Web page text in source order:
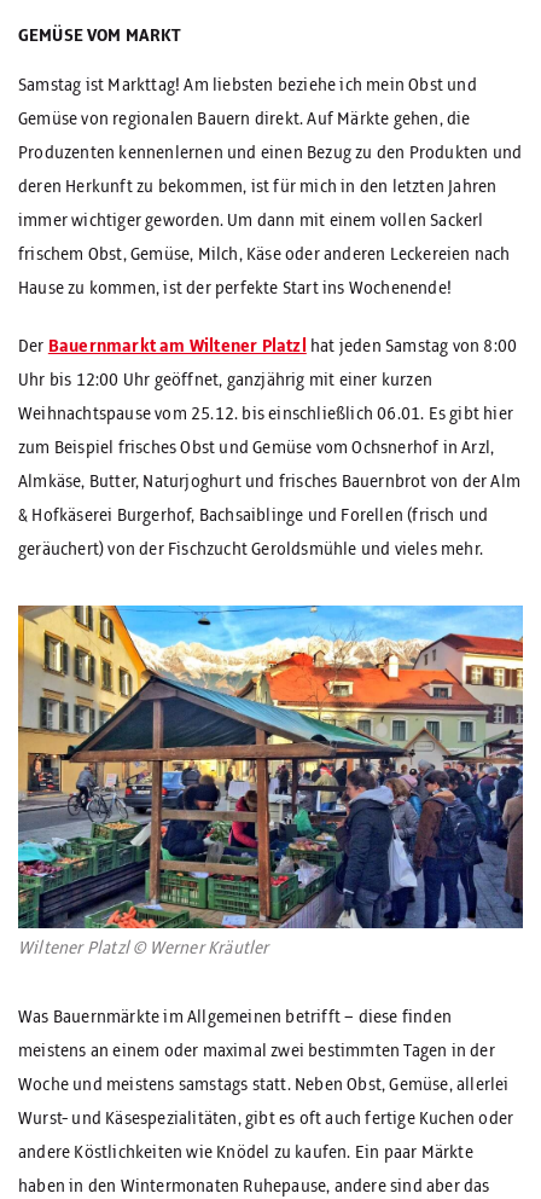
GEMÜSE VOM MARKT
Samstag ist Markttag! Am liebsten beziehe ich mein Obst und
Gemüse von regionalen Bauern direkt. Auf Märkte gehen, die
Produzenten kennenlernen und einen Bezug zu den Produkten und
deren Herkunft zu bekommen, ist für mich in den letzten Jahren
immer wichtiger geworden. Um dann mit einem vollen Sackerl
frischem Obst, Gemüse, Milch, Käse oder anderen Leckereien nach
Hause zu kommen, ist der perfekte Start ins Wochenende!
Der Bauernmarkt am Wiltener Platzl
hat jeden Samstag von 8:00
Uhr bis 12:00 Uhr geöffnet, ganzjährig mit einer kurzen
Weihnachtspause vom 25.12. bis einschließlich 06.01. Es gibt hier
zum Beispiel frisches Obst und Gemüse vom Ochsnerhof in Arzl,
Almkäse, Butter, Naturjoghurt und frisches Bauernbrot von der Alm
& Hofkäserei Burgerhof, Bachsaiblinge und Forellen (frisch und
geräuchert) von der Fischzucht Geroldsmühle und vieles mehr.
Wiltener Platzl © Werner Kräutler
Was Bauernmärkte im Allgemeinen betrifft – diese finden
meistens an einem oder maximal zwei bestimmten Tagen in der
Woche und meistens samstags statt. Neben Obst, Gemüse, allerlei
Wurst- und Käsespezialitäten, gibt es oft auch fertige Kuchen oder
andere Köstlichkeiten wie Knödel zu kaufen. Ein paar Märkte
haben in den Wintermonaten Ruhepause, andere sind aber das